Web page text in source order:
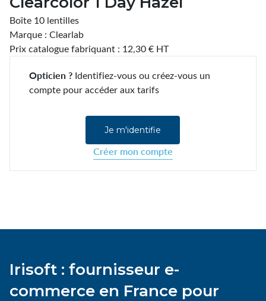
Boîte 10 lentilles
Marque : Clearlab
Prix catalogue fabriquant : 12,30 € HT
Opticien ? Identifiez-vous ou créez-vous un
compte pour accéder aux tarifs
Je m'identifie
Créer mon compte
Irisoft : fournisseur e-
commerce en France pour